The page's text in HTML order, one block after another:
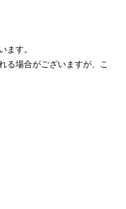
す。
る場合がございますが、こ